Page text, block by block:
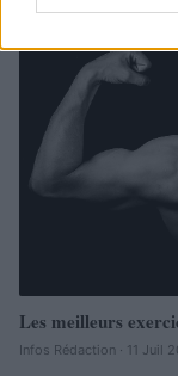
Les meilleurs
Infos Rédaction · 11 Juil